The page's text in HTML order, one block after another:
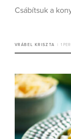
Csábítsuk a
VRÁBEL KRISZTA 1